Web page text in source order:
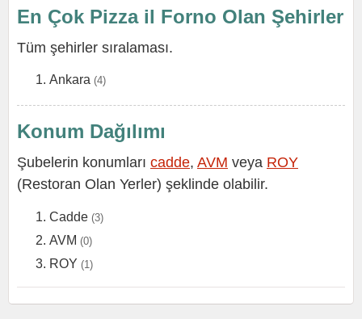
En Çok Pizza il Forno Olan Şehirler
Tüm şehirler sıralaması.
Ankara (4)
Konum Dağılımı
Şubelerin konumları cadde, AVM veya ROY
(Restoran Olan Yerler) şeklinde olabilir.
Cadde (3)
AVM (0)
ROY (1)